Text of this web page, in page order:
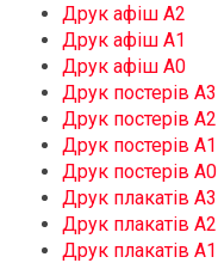
Друк афіш А2
Друк афіш А1
Друк афіш А0
Друк постерів А3
Друк постерів А2
Друк постерів А1
Друк постерів А0
Друк плакатів А3
Друк плакатів А2
Друк плакатів А1